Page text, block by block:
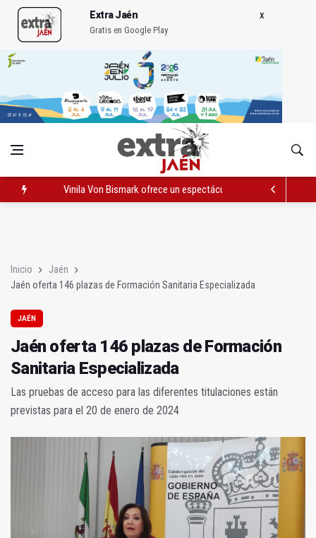
Extra Jaén
Gratis en Google Play
Vinila Von Bismark ofrece un espectáculo "rompedor" en el
Inicio
Jaén
Jaén oferta 146 plazas de Formación Sanitaria Especializada
JAÉN
Jaén oferta 146 plazas de Formación
Sanitaria Especializada
Las pruebas de acceso para las diferentes titulaciones están
previstas para el 20 de enero de 2024